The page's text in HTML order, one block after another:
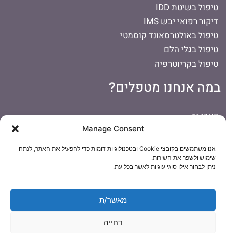
Manage Consent
אנו משתמשים בקובצי Cookie ובטכנולוגיות דומות כדי להפעיל את האתר, לנתח
שימוש ולשפר את השירות.
ניתן לבחור אילו סוגי עוגיות לאשר בכל עת.
מאשר/ת
דחייה
טיפול בשיטת IDD
דיקור רפואי יבש IMS
טיפול באולטרסאונד קוסמטי
טיפול בגלי הלם
טיפול בקריוטרפיה
במה אנחנו מטפלים?
כאבי גב
כאבי ראש
דורבן ברגל
כאבי צוואר
כאבי ברכיים
טיפול לתינוקות